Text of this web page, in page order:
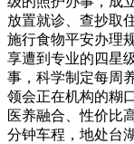
放置就诊、查抄取
施行食物平安办理
享遭到专业的四星
事，科学制定每周
领会正在机构的糊
医养融合、性价比
分钟车程，地处台